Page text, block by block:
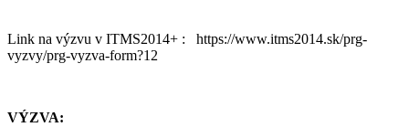
Link na výzvu v ITMS2014+ : https://www.itms2014.sk/prg-
vyzvy/prg-vyzva-form?12
VÝZVA: